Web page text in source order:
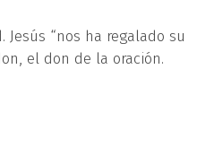
“nos ha regalado su
el don de la oración.